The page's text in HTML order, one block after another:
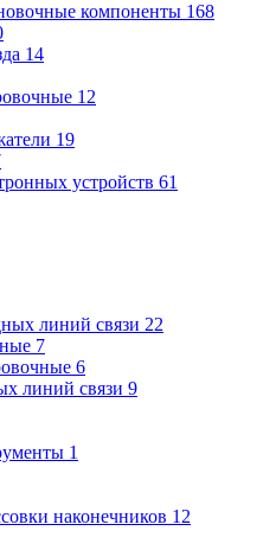
компоненты 168
14
12
19
устройств 61
линий связи 22
7
6
линий связи 9
1
наконечников 12